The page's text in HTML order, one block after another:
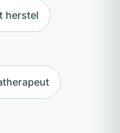
herstel